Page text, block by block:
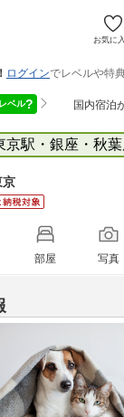
お気に
京駅・銀座・秋
京
部屋 写真